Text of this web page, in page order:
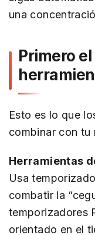
una
Primero
Esto es lo que
combinar con tu
Herramientas
Usa
combatir la
temporizadores
orientado en el